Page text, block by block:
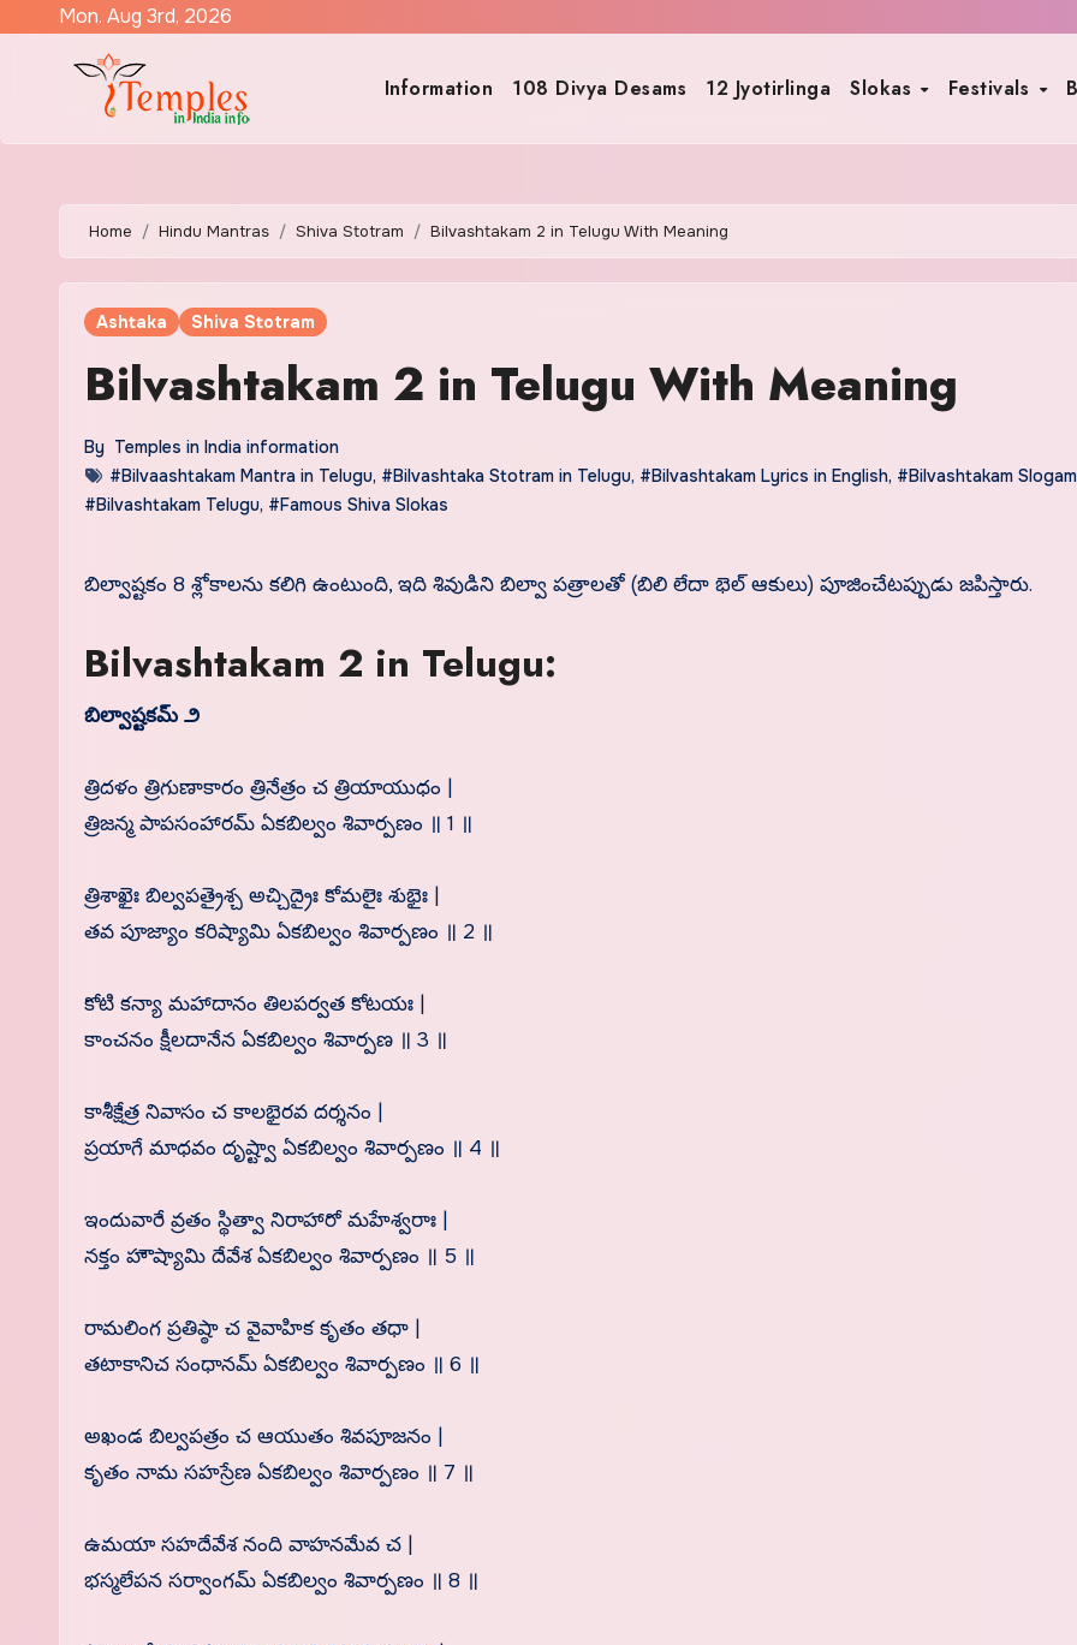
Mon. Aug 3rd, 2026
Information 108 Divya Desams 12 Jyotirlinga Slokas Festivals
Home Hindu Mantras Shiva Stotram Bilvashtakam 2 in Telugu With Meaning
Ashtaka Shiva Stotram
Bilvashtakam 2 in Telugu With Meaning
By Temples in India information
#Bilvaashtakam Mantra in Telugu, #Bilvashtaka Stotram in Telugu, #Bilvashtakam Lyrics in English, #Bilvashtakam
#Bilvashtakam Telugu, #Famous Shiva Slokas
బిల్వాష్టకం 8 శ్లోకాలను కలిగి ఉంటుంది, ఇది శివుడిని బిల్వా పత్రాలతో (బిలి లేదా భెల్ ఆకులు) పూజించేటప్పుడు జపిస్తారు.
Bilvashtakam 2 in Telugu:
బిల్వాష్టకమ్ ౨
త్రిదళం త్రిగుణాకారం త్రినేత్రం చ త్రియాయుధం |
త్రిజన్మ పాపసంహారమ్ ఏకబిల్వం శివార్పణం ॥ 1 ॥
త్రిశాఖైః బిల్వపత్రైశ్చ అచ్చిద్రైః కోమలైః శుభైః |
తవ పూజ్యాం కరిష్యామి ఏకబిల్వం శివార్పణం ॥ 2 ॥
కోటి కన్యా మహాదానం తిలపర్వత కోటయః |
కాంచనం క్షీలదానేన ఏకబిల్వం శివార్పణ ॥ 3 ॥
కాశీక్షేత్ర నివాసం చ కాలభైరవ దర్శనం |
ప్రయాగే మాధవం దృష్ట్వా ఏకబిల్వం శివార్పణం ॥ 4 ॥
ఇందువారే వ్రతం స్థిత్వా నిరాహారో మహేశ్వరాః |
నక్తం హౌష్యామి దేవేశ ఏకబిల్వం శివార్పణం ॥ 5 ॥
రామలింగ ప్రతిష్ఠా చ వైవాహిక కృతం తధా |
తటాకానిచ సంధానమ్ ఏకబిల్వం శివార్పణం ॥ 6 ॥
అఖండ బిల్వపత్రం చ ఆయుతం శివపూజనం |
కృతం నామ సహస్రేణ ఏకబిల్వం శివార్పణం ॥ 7 ॥
ఉమయా సహదేవేశ నంది వాహనమేవ చ |
భస్మలేపన సర్వాంగమ్ ఏకబిల్వం శివార్పణం ॥ 8 ॥